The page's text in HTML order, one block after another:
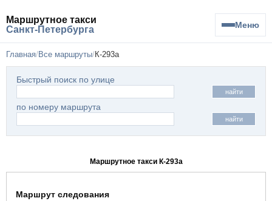
Маршрутное такси
Санкт-Петербурга
Меню
Главная Все маршруты К-293а
Быстрый поиск по улице
найти
по номеру маршрута
найти
Маршрутное такси К-293а
Маршрут следования